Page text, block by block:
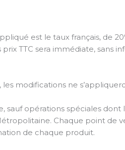
est le taux français, de
TTC sera immédiate, sans
modifications ne
sauf opérations spéciales
Chaque point de
de chaque produit.